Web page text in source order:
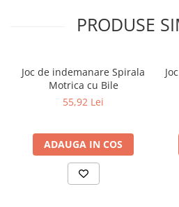
Organizare si Arhivare
Arta
Ghiozdane si Penare scolare
Instrumente de scris
Instrumente si Truse Geometrie
Seturi scolare
PRODUSE
Joc de indemanare Spirala
Motrica cu Bile
55,92 Lei
ADAUGA IN COS